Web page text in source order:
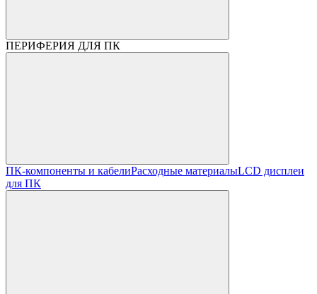
ПЕРИФЕРИЯ ДЛЯ ПК
ПК-компоненты и кабелиРасходные материалыLCD дисплеи
для ПК